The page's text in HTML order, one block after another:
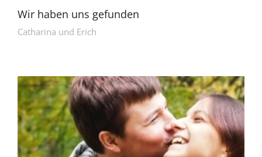
Wir haben uns gefunden
Catharina und Erich